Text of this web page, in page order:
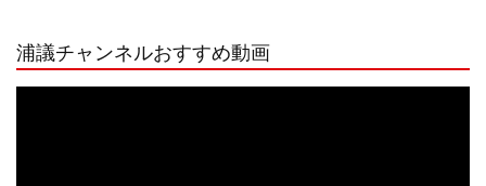
浦議チャンネルおすすめ動画